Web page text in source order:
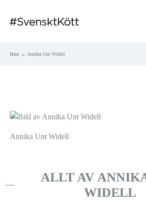
Hem Annika Unt Widell
Annika Unt Widell
ALLT AV
WIDELL